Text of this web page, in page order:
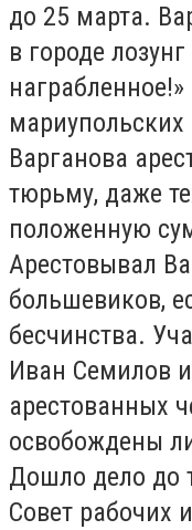
до 25 марта.
в городе
Варганова
тюрьму, даже
положенную
Арестовывал
большевиков,
бесчинства.
Иван Семилов
арестованных
освобождены
Дошло дело до
Совет рабочих